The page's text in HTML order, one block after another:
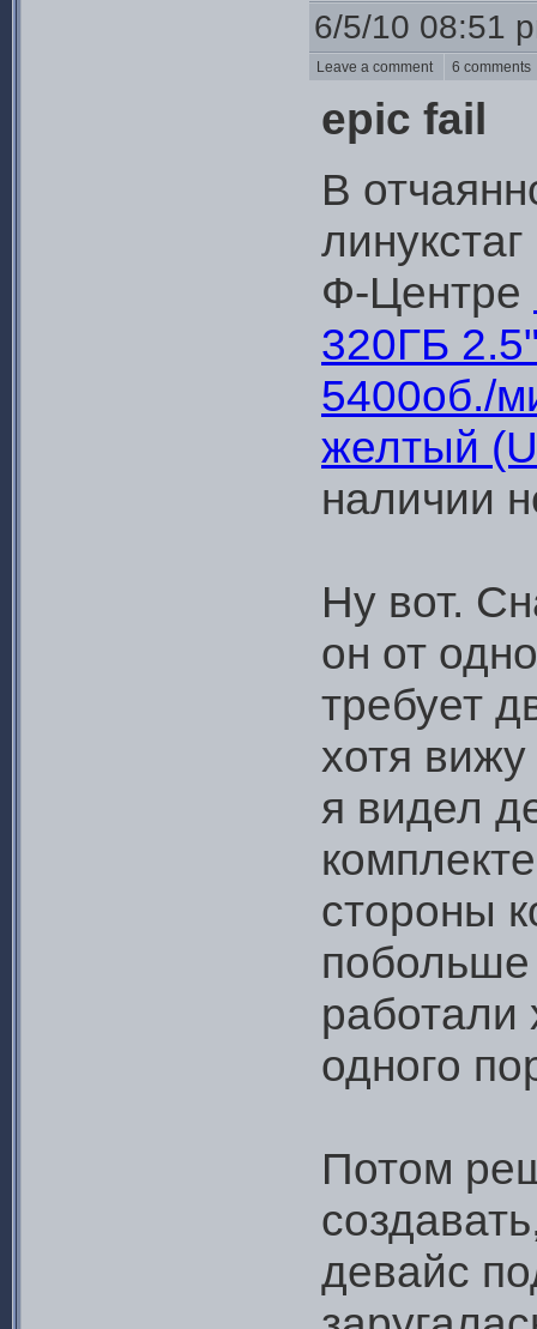
6/5/10 08:51
Leave a comment 6
epic fail
В
Ф-Центре
320ГБ
5400об./
желтый
наличии
Ну вот.
он от
требует
хотя
я видел
стороны
побольше
работали
одного
Потом
девайс